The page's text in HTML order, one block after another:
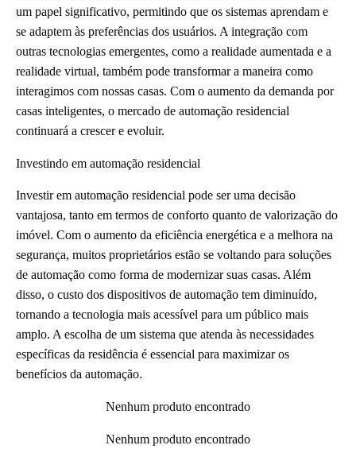
um papel significativo, permitindo que os sistemas aprendam e
se adaptem às preferências dos usuários. A integração com
outras tecnologias emergentes, como a realidade aumentada e a
realidade virtual, também pode transformar a maneira como
interagimos com nossas casas. Com o aumento da demanda por
casas inteligentes, o mercado de automação residencial
continuará a crescer e evoluir.
Investindo em automação residencial
Investir em automação residencial pode ser uma decisão
vantajosa, tanto em termos de conforto quanto de valorização do
imóvel. Com o aumento da eficiência energética e a melhora na
segurança, muitos proprietários estão se voltando para soluções
de automação como forma de modernizar suas casas. Além
disso, o custo dos dispositivos de automação tem diminuído,
tornando a tecnologia mais acessível para um público mais
amplo. A escolha de um sistema que atenda às necessidades
específicas da residência é essencial para maximizar os
benefícios da automação.
Nenhum produto encontrado
Nenhum produto encontrado